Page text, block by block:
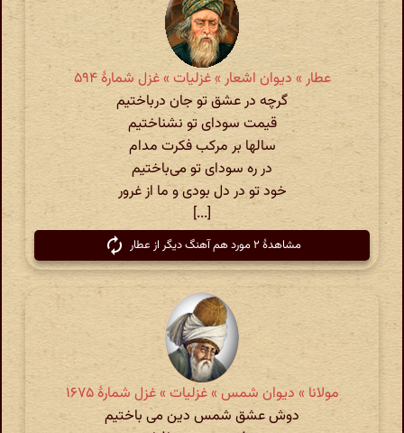
عطار » دیوان اشعار » غزلیات » غزل شمارهٔ ۵۹۴
گرچه در عشق تو جان درباختیم
قیمت سودای تو نشناختیم
سالها بر مرکب فکرت مدام
در ره سودای تو می‌باختیم
خود تو در دل بودی و ما از غرور
[...]
مشاهدهٔ ۲ مورد هم آهنگ دیگر از عطار
مولانا » دیوان شمس » غزلیات » غزل شمارهٔ ۱۶۷۵
دوش عشق شمس دین می باختیم